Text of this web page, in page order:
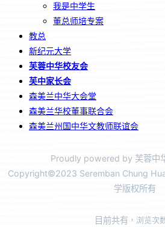
我是中学生
董总师培专案
教总
新纪元大学
芙蓉中华校友会
芙中家长会
森美兰中华大会堂
森美兰华校董事联合会
森美兰州国中华文教师联谊会
Proudly powered by 芙蓉中
Copyright©2023 Seremban Chung
学版权所有
目前共有 ，浏览次